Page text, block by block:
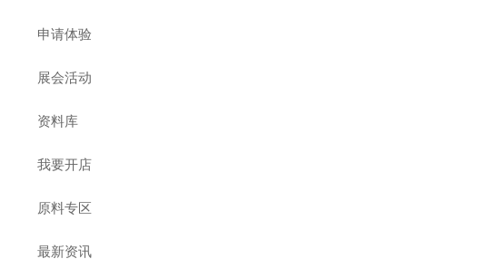
申请体验
展会活动
资料库
我要开店
原料专区
最新资讯